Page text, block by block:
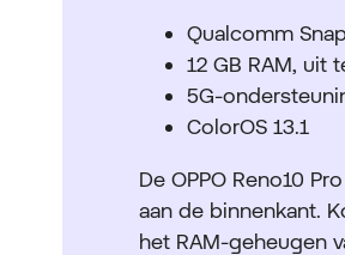
Qualcomm
12 GB RAM, uit
5G-
ColorOS 13.1
De OPPO Reno10
aan de binnenkant.
het RAM-geheugen